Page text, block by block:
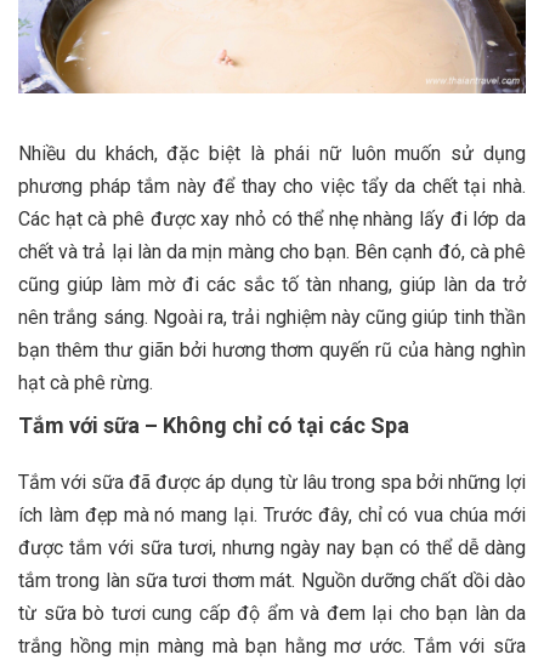
Nhiều du khách, đặc biệt là phái nữ luôn muốn sử dụng
phương pháp tắm này để thay cho việc tẩy da chết tại nhà.
Các hạt cà phê được xay nhỏ có thể nhẹ nhàng lấy đi lớp da
chết và trả lại làn da mịn màng cho bạn. Bên cạnh đó, cà phê
cũng giúp làm mờ đi các sắc tố tàn nhang, giúp làn da trở
nên trắng sáng. Ngoài ra, trải nghiệm này cũng giúp tinh thần
bạn thêm thư giãn bởi hương thơm quyến rũ của hàng nghìn
hạt cà phê rừng.
Tắm với sữa – Không chỉ có tại các Spa
Tắm với sữa đã được áp dụng từ lâu trong spa bởi những lợi
ích làm đẹp mà nó mang lại. Trước đây, chỉ có vua chúa mới
được tắm với sữa tươi, nhưng ngày nay bạn có thể dễ dàng
tắm trong làn sữa tươi thơm mát. Nguồn dưỡng chất dồi dào
từ sữa bò tươi cung cấp độ ẩm và đem lại cho bạn làn da
trắng hồng mịn màng mà bạn hằng mơ ước. Tắm với sữa